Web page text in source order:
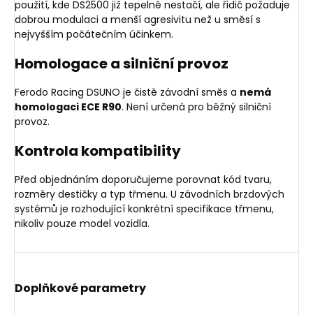
použití, kde DS2500 již tepelně nestačí, ale řidič požaduje
dobrou modulaci a menší agresivitu než u směsí s
nejvyšším počátečním účinkem.
Homologace a silniční provoz
Ferodo Racing DSUNO je čistě závodní směs a nemá
homologaci ECE R90. Není určená pro běžný silniční
provoz.
Kontrola kompatibility
Před objednáním doporučujeme porovnat kód tvaru,
rozměry destičky a typ třmenu. U závodních brzdových
systémů je rozhodující konkrétní specifikace třmenu,
nikoliv pouze model vozidla.
Doplňkové parametry